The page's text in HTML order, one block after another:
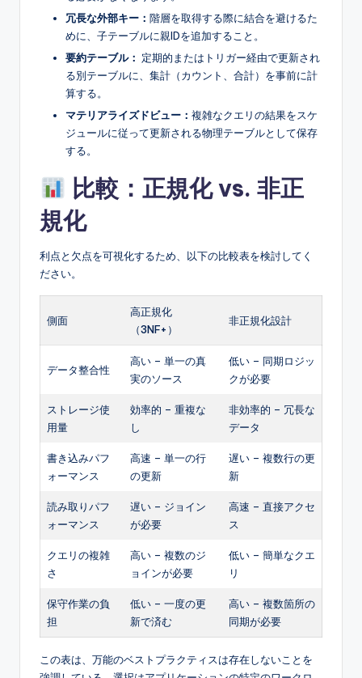
冗長な外部キー： 階層を取得する際に結合を避けるた
めに、子テーブルに親IDを追加すること。
要約テーブル： 定期的またはトリガー経由で更新され
る別テーブルに、集計（カウント、合計）を事前に計
算する。
マテリアライズドビュー： 複雑なクエリの結果をスケ
ジュールに従って更新される物理テーブルとして保存
する。
比較：正規化 vs. 非正
規化
利点と欠点を可視化するため、以下の比較表を検討してく
ださい。
側面
高正規化
（3NF+）
非正規化設計
データ整合性
高い – 単一の真
実のソース
低い – 同期ロジッ
クが必要
ストレージ使
用量
効率的 – 重複な
し
非効率的 – 冗長な
データ
書き込みパフ
ォーマンス
高速 – 単一の行
の更新
遅い – 複数行の更
新
読み取りパフ
ォーマンス
遅い – ジョイン
が必要
高速 – 直接アクセ
ス
クエリの複雑
さ
高い – 複数のジ
ョインが必要
低い – 簡単なクエ
リ
保守作業の負
担
低い – 一度の更
新で済む
高い – 複数箇所の
同期が必要
この表は、万能のベストプラクティスは存在しないことを